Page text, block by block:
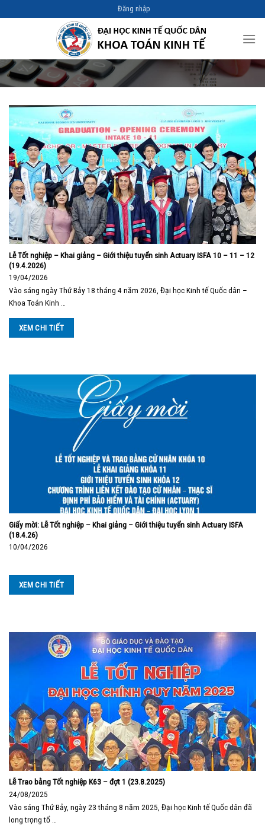
to
Đăng nhập
Lễ Tốt nghiệp – Khai giảng – Giới thiệu tuyển sinh Actuary ISFA 10 – 11 – 12
(19.4.2026)
19/04/2026
Vào sáng ngày Thứ Bảy 18 tháng 4 năm 2026, Đại học Kinh tế Quốc dân –
Khoa Toán Kinh …
XEM CHI TIẾT
Giấy mời: Lễ Tốt nghiệp – Khai giảng – Giới thiệu tuyển sinh Actuary ISFA
(18.4.26)
10/04/2026
XEM CHI TIẾT
Lễ Trao bằng Tốt nghiệp K63 – đợt 1 (23.8.2025)
24/08/2025
Vào sáng Thứ Bảy, ngày 23 tháng 8 năm 2025, Đại học Kinh tế Quốc dân đã
long trọng tổ …